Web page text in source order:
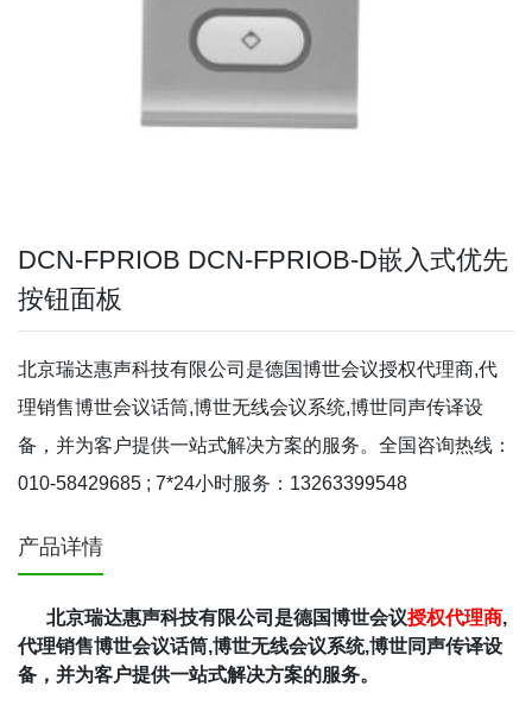
DCN-FPRIOB DCN-FPRIOB-D嵌入式优先
按钮面板
北京瑞达惠声科技有限公司是德国博世会议授权代理商,代
理销售博世会议话筒,博世无线会议系统,博世同声传译设
备，并为客户提供一站式解决方案的服务。全国咨询热线：
010-58429685 ; 7*24小时服务：13263399548
产品详情
北京瑞达惠声科技有限公司是德国博世会议授权代理商,
代理销售博世会议话筒,博世无线会议系统,博世同声传译设
备，并为客户提供一站式解决方案的服务。